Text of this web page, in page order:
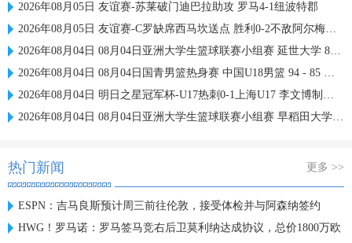
2026年08月05日 友谊赛-苏莱破门迪巴拉助攻 罗马4-1纽波特郡
2026年08月05日 友谊赛-C罗缺席西马坎送点 胜利0-2不敌阿尔梅里亚
2026年08月04日 08月04日亚洲大学生篮球联赛小组赛 延世大学 82 - 83 北京大学 集锦
2026年08月04日 08月04日国青男篮热身赛 中国U18男篮 94 - 85 加拿大大卫·安篮球学院 集锦
2026年08月04日 明日之星冠军杯-U17热刺0-1上海U17 李文博制胜球
2026年08月04日 08月04日亚洲大学生篮球联赛小组赛 早稻田大学 71 - 86 清华大学 集锦
热门新闻 更多 >>
ESPN：吉马良斯预计周三前往伦敦，接受体检并与阿森纳签约
HWG！罗马诺：罗马签马竞右后卫莫利纳达成协议，总价1800万欧